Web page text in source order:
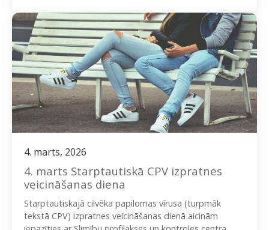
4. marts, 2026
4. marts Starptautiskā CPV izpratnes
veicināšanas diena
Starptautiskajā cilvēka papilomas vīrusa (turpmāk
tekstā CPV) izpratnes veicināšanas dienā aicinām